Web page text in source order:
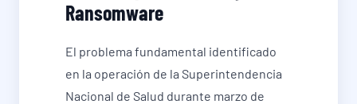
Ransomware
El problema fundamental identificado
en la operación de la Superintendencia
Nacional de Salud durante marzo de